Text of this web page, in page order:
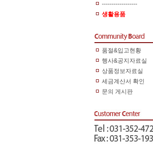
------------------
생활용품
품절&입고현황
행사&공지자료실
상품정보자료실
세금계산서 확인
문의 게시판